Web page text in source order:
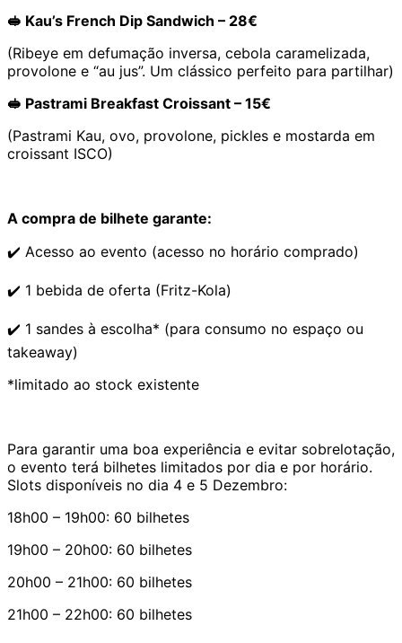
🥪 Kau’s French Dip Sandwich – 28€
(Ribeye em defumação inversa, cebola caramelizada,
provolone e “au jus”. Um clássico perfeito para partilhar)
🥪 Pastrami Breakfast Croissant – 15€
(Pastrami Kau, ovo, provolone, pickles e mostarda em
croissant ISCO)
A compra de bilhete garante:
✔️ Acesso ao evento (acesso no horário comprado)
✔️ 1 bebida de oferta (Fritz-Kola)
✔️ 1 sandes à escolha* (para consumo no espaço ou
takeaway)
*limitado ao stock existente
Para garantir uma boa experiência e evitar sobrelotação,
o evento terá bilhetes limitados por dia e por horário.
Slots disponíveis no dia 4 e 5 Dezembro:
18h00 – 19h00: 60 bilhetes
19h00 – 20h00: 60 bilhetes
20h00 – 21h00: 60 bilhetes
21h00 – 22h00: 60 bilhetes